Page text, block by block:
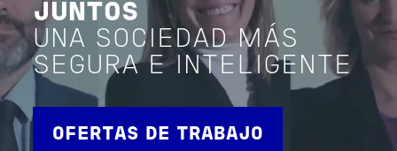
JUNTOS
UNA SOCIEDAD MÁS
SEGURA E INTELIGENTE
OFERTAS DE TRABAJO